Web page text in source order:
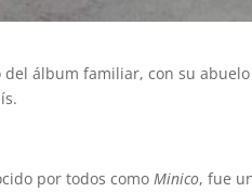
del álbum familiar, con su
por todos comoMinico, fue